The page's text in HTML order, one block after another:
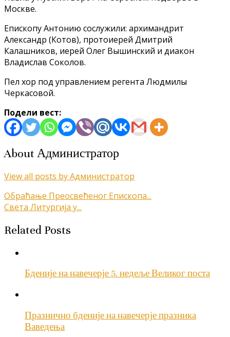
Москве.
Епископу Антонию сослужили: архимандрит
Александр (Котов), протоиерей Дмитрий
Калашников, иерей Олег Вышинский и диакон
Владислав Соколов.
Пел хор под управлением регента Людмилы
Черкасовой.
Подели вест:
About Администратор
View all posts by Администратор
Кретање
чланка
Обраћање Преосвећеног Епископа...
Света Литургија у...
Related Posts
Бденије на навечерје 5. недеље Великог поста
Празнично бденије на навечерје празника
Ваведења